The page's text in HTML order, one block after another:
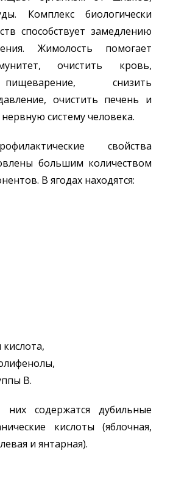
Комплекс биологически
способствует замедлению
Жимолость помогает
очистить кровь,
снизить
очистить печень и
систему человека.
свойства
большим количеством
В ягодах находятся:
В.
содержатся дубильные
кислоты (яблочная,
и янтарная).